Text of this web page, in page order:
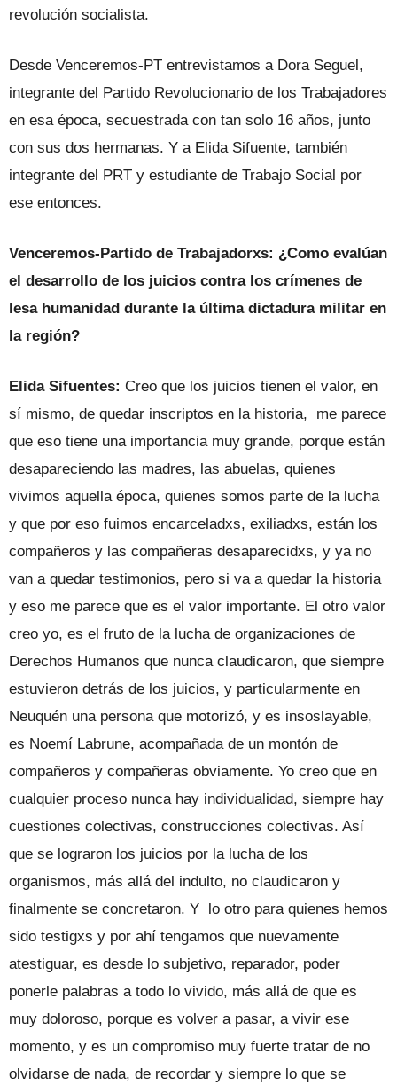
revolución socialista.
Desde Venceremos-PT entrevistamos a Dora Seguel,
integrante del Partido Revolucionario de los Trabajadores
en esa época, secuestrada con tan solo 16 años, junto
con sus dos hermanas. Y a Elida Sifuente, también
integrante del PRT y estudiante de Trabajo Social por
ese entonces.
Venceremos-Partido de Trabajadorxs: ¿Como evalúan
el desarrollo de los juicios contra los crímenes de
lesa humanidad durante la última dictadura militar en
la región?
Elida Sifuentes: Creo que los juicios tienen el valor, en
sí mismo, de quedar inscriptos en la historia, me parece
que eso tiene una importancia muy grande, porque están
desapareciendo las madres, las abuelas, quienes
vivimos aquella época, quienes somos parte de la lucha
y que por eso fuimos encarceladxs, exiliadxs, están los
compañeros y las compañeras desaparecidxs, y ya no
van a quedar testimonios, pero si va a quedar la historia
y eso me parece que es el valor importante. El otro valor
creo yo, es el fruto de la lucha de organizaciones de
Derechos Humanos que nunca claudicaron, que siempre
estuvieron detrás de los juicios, y particularmente en
Neuquén una persona que motorizó, y es insoslayable,
es Noemí Labrune, acompañada de un montón de
compañeros y compañeras obviamente. Yo creo que en
cualquier proceso nunca hay individualidad, siempre hay
cuestiones colectivas, construcciones colectivas. Así
que se lograron los juicios por la lucha de los
organismos, más allá del indulto, no claudicaron y
finalmente se concretaron. Y lo otro para quienes hemos
sido testigxs y por ahí tengamos que nuevamente
atestiguar, es desde lo subjetivo, reparador, poder
ponerle palabras a todo lo vivido, más allá de que es
muy doloroso, porque es volver a pasar, a vivir ese
momento, y es un compromiso muy fuerte tratar de no
olvidarse de nada, de recordar y siempre lo que se